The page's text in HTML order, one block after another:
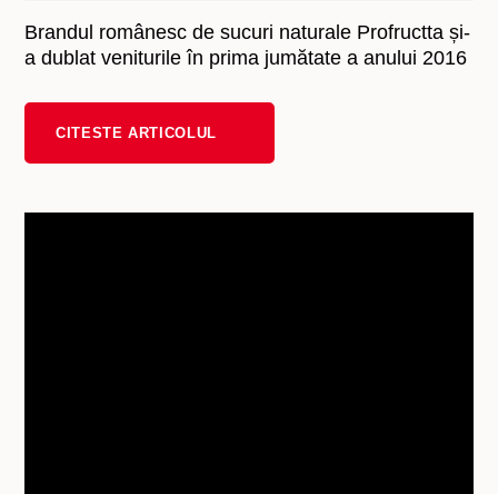
Brandul românesc de sucuri naturale Profructta și-
a dublat veniturile în prima jumătate a anului 2016
CITESTE ARTICOLUL